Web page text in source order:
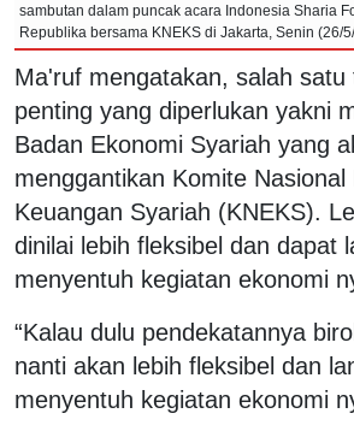
sambutan dalam puncak acara Indonesia Sharia
Republika bersama KNEKS di Jakarta, Senin (26/
Ma'ruf mengatakan, salah satu
penting yang diperlukan yakni
Badan Ekonomi Syariah yang
menggantikan Komite Nasional
Keuangan Syariah (KNEKS).
dinilai lebih fleksibel dan dapat
menyentuh kegiatan ekonomi
“Kalau dulu pendekatannya
nanti akan lebih fleksibel dan
menyentuh kegiatan ekonomi